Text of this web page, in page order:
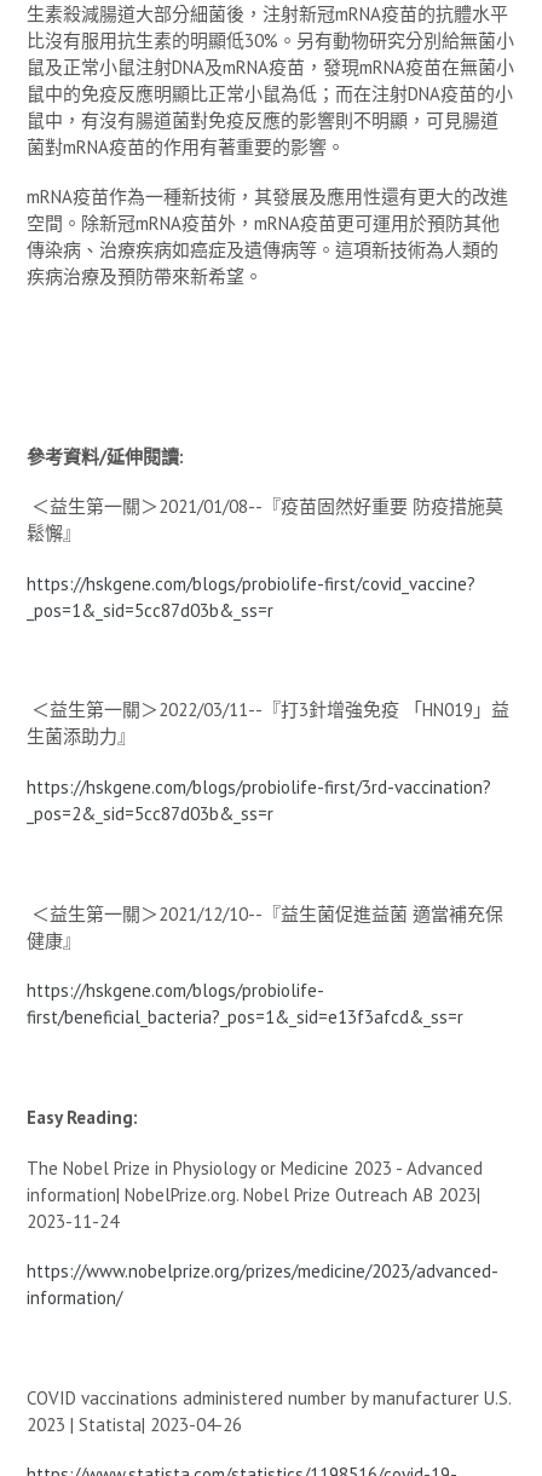
生素殺減腸道大部分細菌後，注射新冠mRNA疫苗的抗體水平
比沒有服用抗生素的明顯低30%。另有動物研究分別給無菌小
鼠及正常小鼠注射DNA及mRNA疫苗，發現mRNA疫苗在無菌小
鼠中的免疫反應明顯比正常小鼠為低；而在注射DNA疫苗的小
鼠中，有沒有腸道菌對免疫反應的影響則不明顯，可見腸道
菌對mRNA疫苗的作用有著重要的影響。
mRNA疫苗作為一種新技術，其發展及應用性還有更大的改進
空間。除新冠mRNA疫苗外，mRNA疫苗更可運用於預防其他
傳染病、治療疾病如癌症及遺傳病等。這項新技術為人類的
疾病治療及預防帶來新希望。
參考資料/延伸閱讀:
＜益生第一關＞2021/01/08-- 『疫苗固然好重要 防疫措施莫
鬆懈』
https://hskgene.com/blogs/probiolife-first/covid_vaccine?
_pos=1&_sid=5cc87d03b&_ss=r
＜益生第一關＞2022/03/11-- 『打3針增強免疫 「 HN019 」益
生菌添助力』
https://hskgene.com/blogs/probiolife-first/3rd-vaccination?
_pos=2&_sid=5cc87d03b&_ss=r
＜益生第一關＞2021/12/10-- 『益生菌促進益菌 適當補充保
健康』
https://hskgene.com/blogs/probiolife-
first/beneficial_bacteria?_pos=1&_sid=e13f3afcd&_ss=r
Easy Reading:
The Nobel Prize in Physiology or Medicine 2023 - Advanced
information| NobelPrize.org. Nobel Prize Outreach AB 2023|
2023-11-24
https://www.nobelprize.org/prizes/medicine/2023/advanced-
information/
COVID vaccinations administered number by manufacturer U.S.
2023 | Statista| 2023-04-26